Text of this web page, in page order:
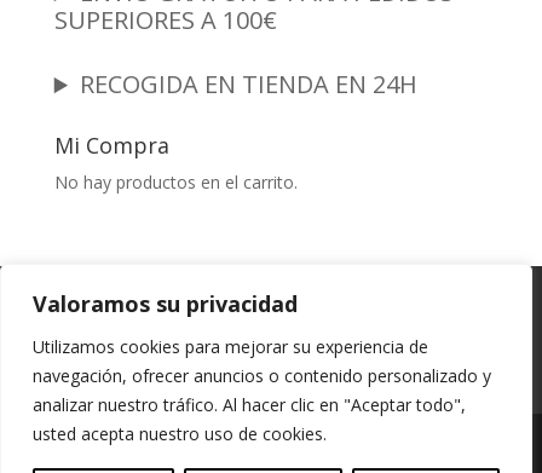
Valoramos su privacidad
Utilizamos cookies para mejorar su experiencia de
navegación, ofrecer anuncios o contenido personalizado y
analizar nuestro tráfico. Al hacer clic en "Aceptar todo",
usted acepta nuestro uso de cookies.
SUPERIORES A 100€
RECOGIDA EN TIENDA EN 24H
Mi Compra
No hay productos en el carrito.
Garantia y Autenticidad
Política de Privacidad
Políticas de Cookies
Mi cuenta